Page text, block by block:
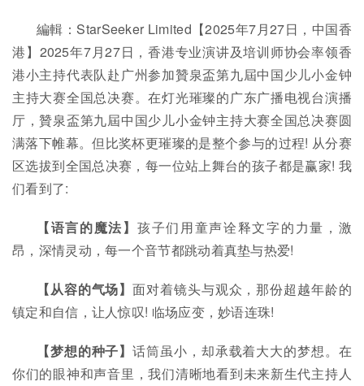
編輯：StarSeeker Limited【2025年7月27日，中国香
港】2025年7月27日，香港专业演讲及培训师协会率领香
港小主持代表队赴广州参加贊泉盃第九屆中国少儿小金钟
主持大赛全国总决赛。在灯光璀璨的广东广播电视台演播
厅，贊泉盃第九屆中国少儿小金钟主持大赛全国总决赛圆
满落下帷幕。但比奖杯更璀璨的是整个参与的过程! 从分赛
区选拔到全国总决赛，每一位站上舞台的孩子都是赢家! 我
们看到了:
【语言的魔法】 孩子们用童声诠释文字的力量，激
昂，深情灵动，每一个音节都跳动着真垫与热爱!
【从容的气场】面对着镜头与观众，那份超越年龄的
镇定和自信，让人惊叹! 临场应变，妙语连珠!
【梦想的种子】话筒虽小，却承载着大大的梦想。在
你们的眼神和声音里，我们清晰地看到未来新生代主持人